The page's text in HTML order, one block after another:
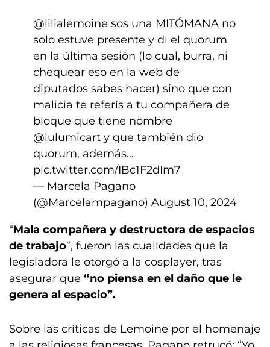
@lilialemoine sos una MITÓMANA no
solo estuve presente y di el quorum
en la última sesión (lo cual, burra, ni
chequear eso en la web de
diputados sabes hacer) sino que con
malicia te referís a tu compañera de
bloque que tiene nombre
@lulumicart y que también dio
quorum, además…
pic.twitter.com/IBc1F2dIm7
— Marcela Pagano
(@Marcelampagano) August 10, 2024
“Mala compañera y destructora de espacios
de trabajo”, fueron las cualidades que la
legisladora le otorgó a la cosplayer, tras
asegurar que “no piensa en el daño que le
genera al espacio”.
Sobre las críticas de Lemoine por el homenaje